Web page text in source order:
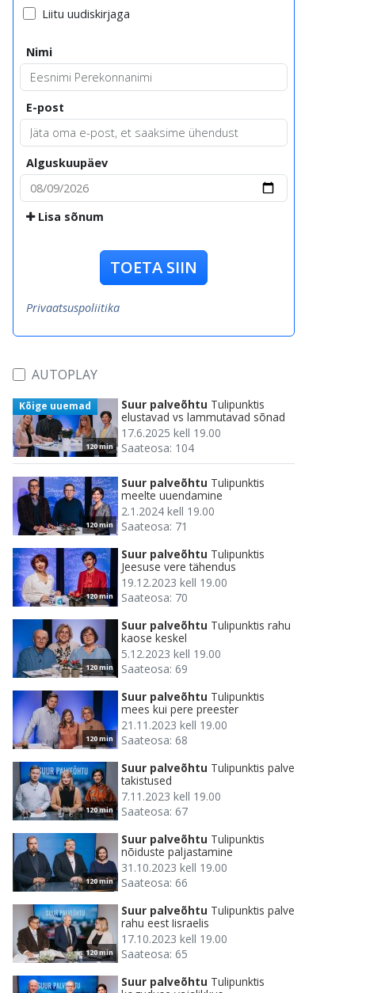
Liitu uudiskirjaga
Nimi
E-post
Alguskuupäev
Lisa sõnum
TOETA SIIN
Privaatsuspoliitika
AUTOPLAY
120 min
Kõige uuemad Suur palveõhtu Tulipunktis
elustavad vs lammutavad sõnad
17.6.2025 kell 19.00
Saateosa: 104
120 min
Suur palveõhtu Tulipunktis
meelte uuendamine
2.1.2024 kell 19.00
Saateosa: 71
120 min
Suur palveõhtu Tulipunktis
Jeesuse vere tähendus
19.12.2023 kell 19.00
Saateosa: 70
120 min
Suur palveõhtu Tulipunktis rahu
kaose keskel
5.12.2023 kell 19.00
Saateosa: 69
120 min
Suur palveõhtu Tulipunktis
mees kui pere preester
21.11.2023 kell 19.00
Saateosa: 68
120 min
Suur palveõhtu Tulipunktis palve
takistused
7.11.2023 kell 19.00
Saateosa: 67
120 min
Suur palveõhtu Tulipunktis
nõiduste paljastamine
31.10.2023 kell 19.00
Saateosa: 66
120 min
Suur palveõhtu Tulipunktis palve
rahu eest Iisraelis
17.10.2023 kell 19.00
Saateosa: 65
Suur palveõhtu Tulipunktis